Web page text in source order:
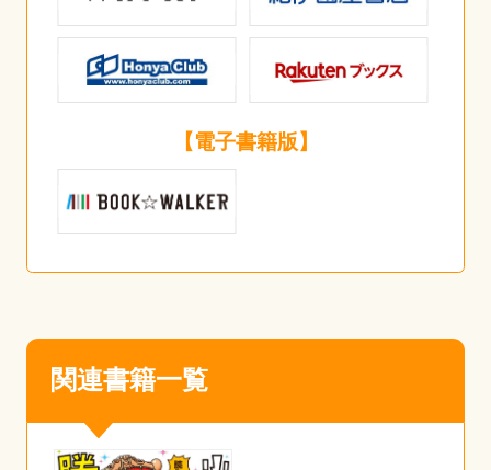
【電子書籍版】
関連書籍一覧